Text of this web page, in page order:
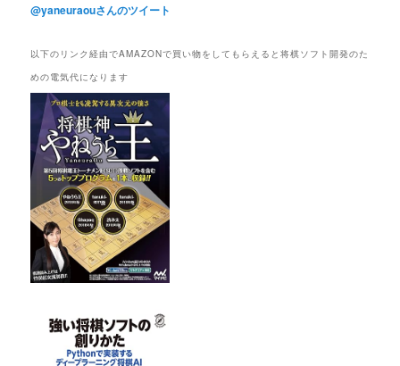
@yaneuraouさんのツイート
以下のリンク経由でAMAZONで買い物をしてもらえると将棋ソフト開発のた
めの電気代になります